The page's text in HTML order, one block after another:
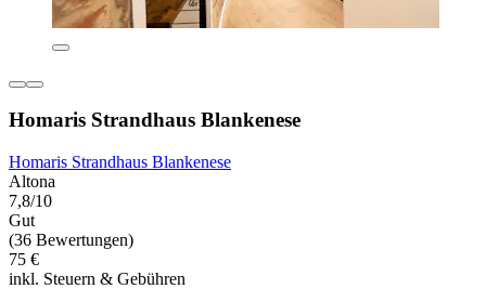
Homaris Strandhaus Blankenese
Homaris Strandhaus Blankenese
Altona
7,8/10
Gut
(36 Bewertungen)
75 €
inkl. Steuern & Gebühren